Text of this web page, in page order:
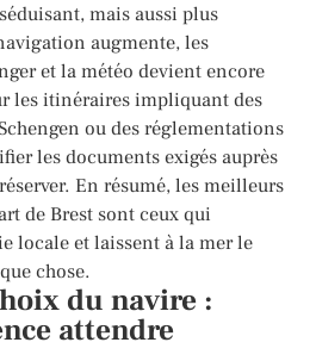
mais aussi plus
augmente, les
et la météo devient encore
les itinéraires impliquant des
ou des réglementations
les documents exigés auprès
En résumé, les meilleurs
de Brest sont ceux qui
locale et laissent à la mer le
chose.
du navire :
attendre